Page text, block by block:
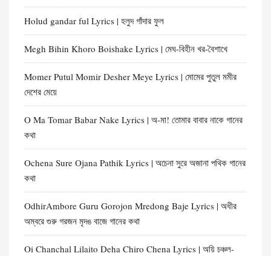
Holud gandar ful Lyrics | হলুদ গাঁদার ফুল
Megh Bihin Khoro Boishake Lyrics | মেঘ-বিহীন খর-বৈশাখে
Momer Putul Momir Desher Meye Lyrics | মোমের পুতুল মমীর
দেশের মেয়ে
O Ma Tomar Babar Nake Lyrics | অ-মা! তোমার বাবার নাকে গানের
কথা
Ochena Sure Ojana Pathik Lyrics | অচেনা সুরে অজানা পথিক গানের
কথা
OdhirAmbore Guru Gorojon Mredong Baje Lyrics | অধীর
অম্বরে গুরু গরজন মৃদঙ বাজে গানের কথা
Oi Chanchal Lilaito Deha Chiro Chena Lyrics | অয়ি চঞ্চল-